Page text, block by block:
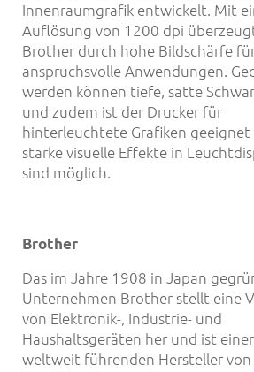
Innenraumgrafik entwickelt. Mit
Auflösung von 1200 dpi
Brother durch hohe Bildschärfe
anspruchsvolle Anwendungen.
werden können tiefe, satte
und zudem ist der Drucker für
hinterleuchtete Grafiken geeignet
starke visuelle Effekte in
sind möglich.
Brother
Das im Jahre 1908 in Japan
Unternehmen Brother stellt eine
von Elektronik-, Industrie- und
Haushaltsgeräten her und ist
weltweit führenden Hersteller von